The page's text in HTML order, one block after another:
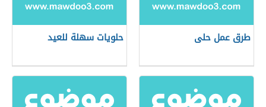
طرق عمل حلى حلويات سهلة للعيد